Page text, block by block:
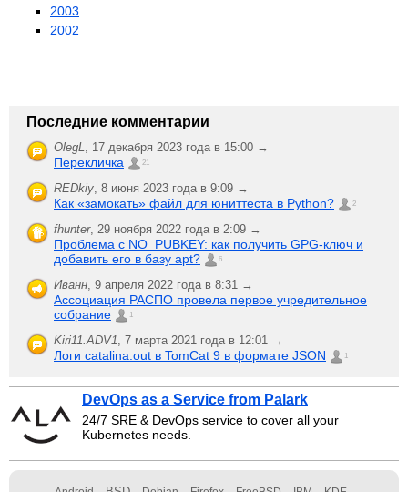
2003
2002
Последние комментарии
OlegL, 17 декабря 2023 года в 15:00 →
Перекличка 21
REDkiy, 8 июня 2023 года в 9:09 →
Как «замокать» файл для юниттеста в Python? 2
fhunter, 29 ноября 2022 года в 2:09 →
Проблема с NO_PUBKEY: как получить GPG-ключ и
добавить его в базу apt?
6
Иванн, 9 апреля 2022 года в 8:31 →
Ассоциация РАСПО провела первое учредительное
собрание
1
Kiri11.ADV1, 7 марта 2021 года в 12:01 →
Логи catalina.out в TomCat 9 в формате JSON 1
DevOps as a Service from Palark
24/7 SRE & DevOps service to cover all your
Kubernetes needs.